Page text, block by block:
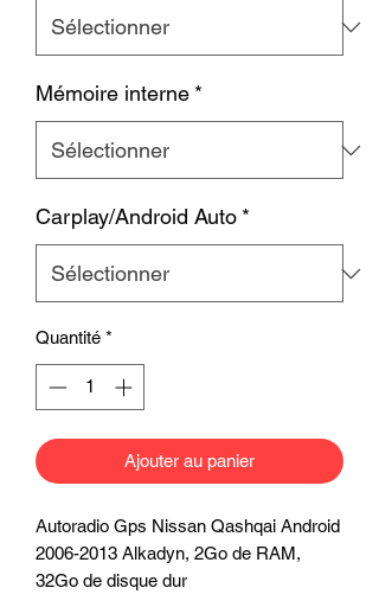
Mémoire interne *
Carplay/Android Auto *
Quantité *
Ajouter au panier
Autoradio Gps Nissan Qashqai Android
2006-2013 Alkadyn, 2Go de RAM,
32Go de disque dur